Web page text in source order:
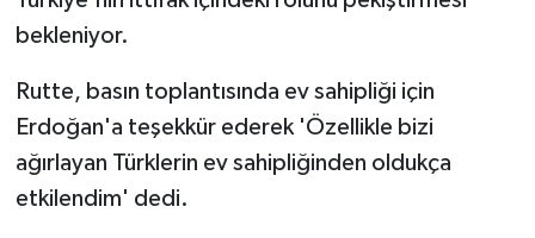
bekleniyor.
Rutte, basın toplantısında ev sahipliği için
Erdoğan'a teşekkür ederek 'Özellikle bizi
ağırlayan Türklerin ev sahipliğinden oldukça
etkilendim' dedi.